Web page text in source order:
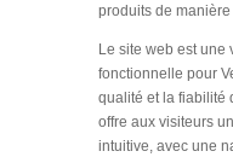
produits de
Le site web est
fonctionnelle pour
qualité et la fiabilité
offre aux visiteurs
intuitive, avec une